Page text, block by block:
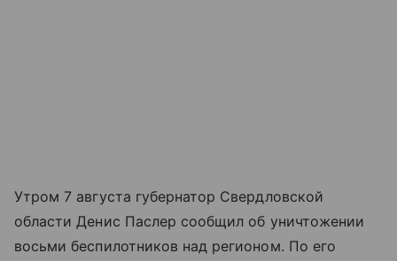
Утром 7 августа губернатор Свердловской
области Денис Паслер сообщил об уничтожении
восьми беспилотников над регионом. По его